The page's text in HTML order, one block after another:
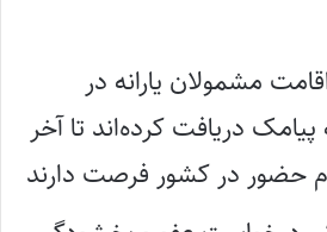
مشمولان یارانه در
دریافت کرده‌اند تا آخر
حضور در کشور فرصت دارند